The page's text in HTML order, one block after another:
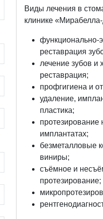
Виды лечения в
клинике
функционально-
реставрация
лечение зубов и
реставрация;
профгигиена и
удаление,
пластика;
протезирование
имплантатах;
безметалловые
виниры;
съёмное и
протезирование;